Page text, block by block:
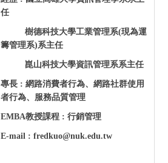
任
樹德科技大學工業管理系(現為運
籌管理系)系主任
崑山科技大學資訊管理系系主任
專長 : 網路消費者行為、網路社群使用
者行為、服務品質管理
EMBA教授課程 : 行銷管理
E-mail : fredkuo@nuk.edu.tw